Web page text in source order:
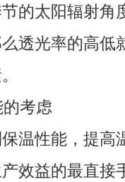
的太阳辐射角
透光率的高低
考虑
温性能，提高
效益的最直接